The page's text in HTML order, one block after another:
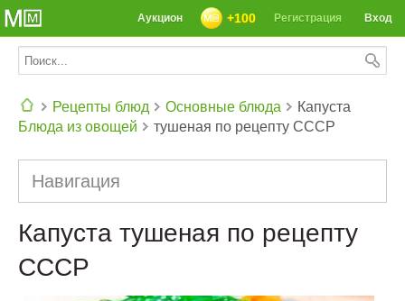
Вход
Регистрация
+100
Аукцион
Рецепты блюд
Основные блюда
Блюда из овощей
Капуста
тушеная по рецепту СССР
Навигация
Капуста тушеная по рецепту
СССР